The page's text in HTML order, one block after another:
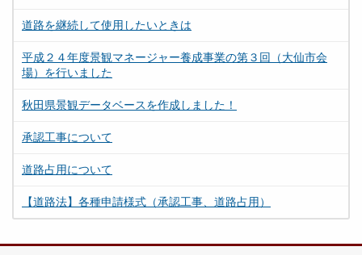
道路を継続して使用したいときは
平成２４年度景観マネージャー養成事業の第３回（大仙市会
場）を行いました
秋田県景観データベースを作成しました！
承認工事について
道路占用について
【道路法】各種申請様式（承認工事、道路占用）